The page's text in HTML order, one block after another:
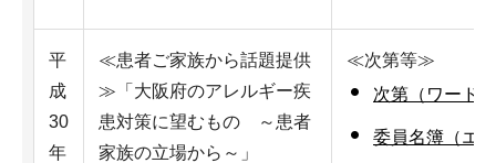
平
成
30
年
≪患者ご家族から話題提供
≫「大阪府のアレルギー疾
患対策に望むもの ～患者
家族の立場から～」
≪次第等≫
次第（ワード
委員名簿（エ